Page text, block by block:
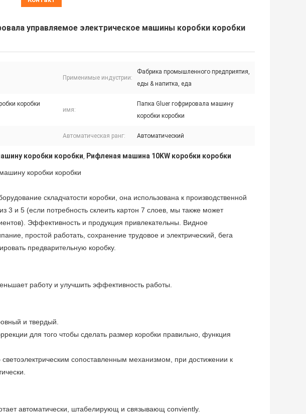
управляемое электрическое машины коробки коробки
Применимые индустрии:
Фабрика промышленного предприятия,
еды & напитка, еда
коробки
имя:
Папка Gluer гофрировала машину
коробки коробки
Автоматическая ранг: Автоматический
коробки коробки, Рифленая машина 10KW коробки коробки
коробки коробки
складчатости коробки, она использована к производственной
3 и 5 (если потребность склеить картон 7 слоев, мы также может
Эффективность и продукция привлекательны. Видное
простой работать, сохранение трудовое и электрический, бега
предварительную коробку.
работу и улучшить эффективность работы.
и твердый.
для того чтобы сделать размер коробки правильно, функция
сопоставленным механизмом, при достижении к
автоматически, штабелирующ и связывающ conviently.